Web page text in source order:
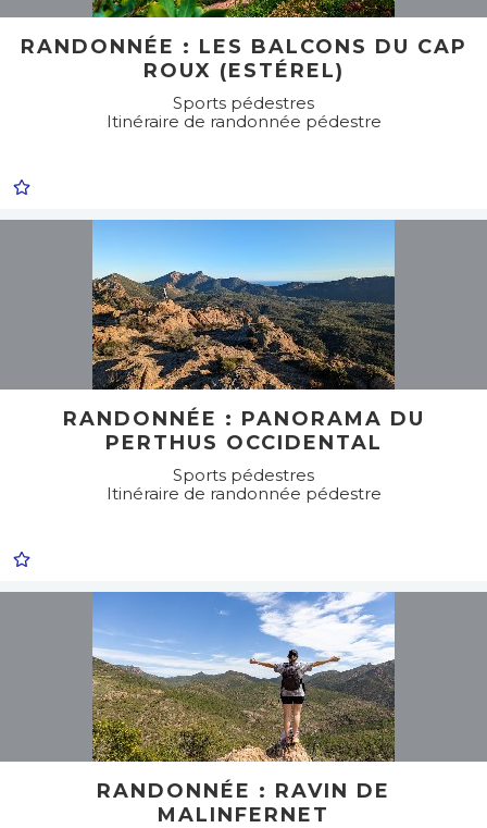
RANDONNÉE : LES BALCONS DU CAP
ROUX (ESTÉREL)
Sports pédestres
Itinéraire de randonnée pédestre
RANDONNÉE : PANORAMA DU
PERTHUS OCCIDENTAL
Sports pédestres
Itinéraire de randonnée pédestre
RANDONNÉE : RAVIN DE
MALINFERNET